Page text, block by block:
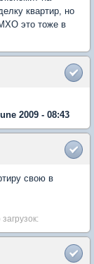
квартир, но
это тоже в
2009 - 08:43
свою в